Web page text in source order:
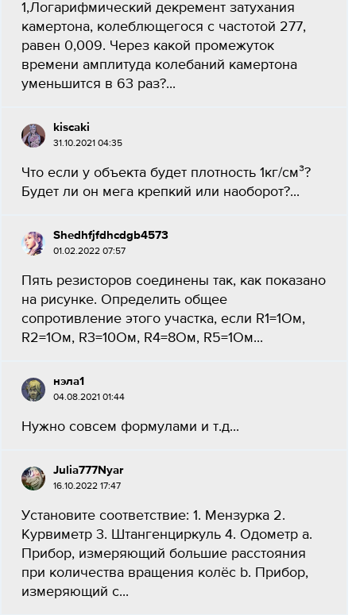
1,Логарифмический декремент затухания
камертона, колеблющегося с частотой 277,
равен 0,009. Через какой промежуток
времени амплитуда колебаний камертона
уменьшится в 63 раз?...
kiscaki
31.10.2021 04:35
Что если у объекта будет плотность 1кг/см³? ​
Будет ли он мега крепкий или наоборот?...
Shedhfjfdhcdgb4573
01.02.2022 07:57
Пять резисторов соединены так, как показано
на рисунке. Определить общее
сопротивление этого участка, если R1=1Ом,
R2=1Ом, R3=10Ом, R4=8Ом, R5=1Ом​...
нэла1
04.08.2021 01:44
Нужно совсем формулами и т.д...
Julia777Nyar
16.10.2022 17:47
Установите соответствие: 1. Мензурка 2.
Курвиметр 3. Штангенциркуль 4. Одометр a.
Прибор, измеряющий большие расстояния
при количества вращения колёс b. Прибор,
измеряющий с...